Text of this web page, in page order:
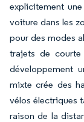
explicitement
voiture dans les
pour des modes
trajets de
développement
mixte crée des
vélos électriques
raison de la